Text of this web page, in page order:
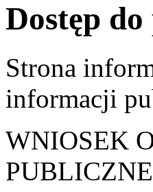
Dostęp
Strona
informacji
WNIOSEK